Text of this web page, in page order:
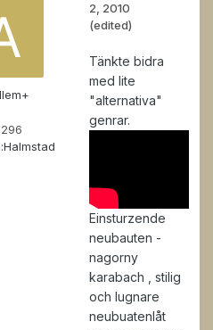
Halmstad
2, 2010
(edited)
Tänkte bidra
med lite
"alternativa"
genrar.
Einsturzende
neubauten -
nagorny
karabach , stilig
och lugnare
neubuatenlåt